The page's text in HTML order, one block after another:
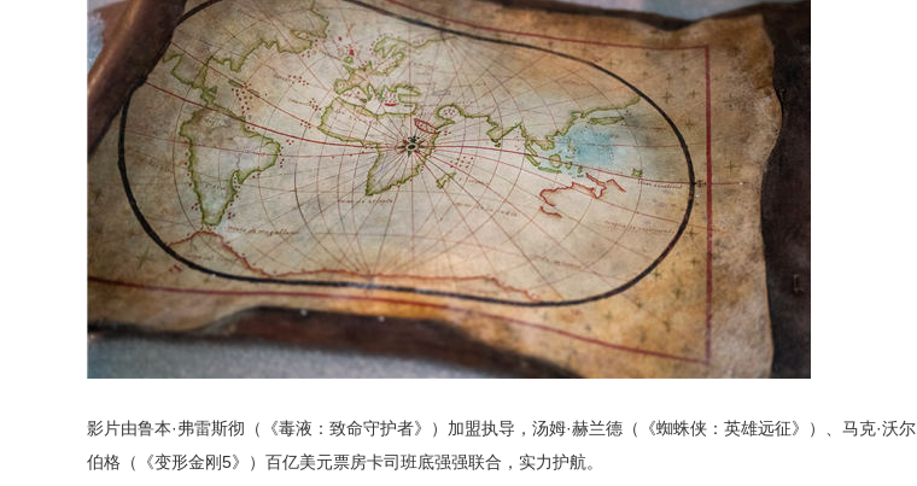
影片由鲁本·弗雷斯彻（《毒液：致命守护者》）加盟执导，汤姆·赫兰德（《蜘蛛侠：英雄远征》）、马克·沃尔
伯格（《变形金刚5》）百亿美元票房卡司班底强强联合，实力护航。